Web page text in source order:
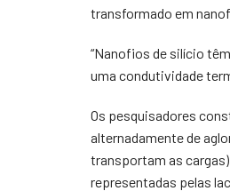
transformado em
“Nanofios de silício
uma condutividade
Os pesquisadores
alternadamente de
transportam as
representadas pelas